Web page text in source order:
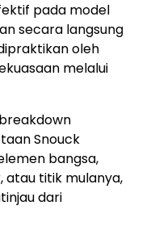
pada model
secara langsung
oleh
melalui
Snouck
bangsa,
atau titik mulanya,
dari